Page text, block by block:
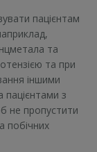
пацієнтам
та
та при
іншими
пацієнтами з
не пропустити
побічних